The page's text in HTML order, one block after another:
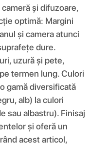
și difuzoare,
optimă: Margini
și camera atunci
dure.
uzură și pete,
termen lung. Culori
gamă diversificată
alb) la culori
sau albastru). Finisaj
și oferă un
acest articol,